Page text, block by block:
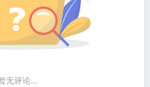
无评论...